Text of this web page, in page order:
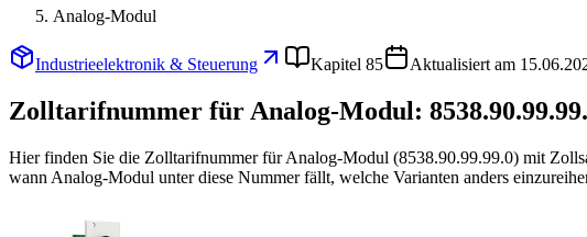
Analog-Modul
Industrieelektronik & Steuerung Kapitel 85 Aktualisiert am
Zolltarifnummer für Analog-Modul:
Hier finden Sie die Zolltarifnummer für Analog-Modul (8538.90.99.99.0) mit
wann Analog-Modul unter diese Nummer fällt, welche Varianten anders